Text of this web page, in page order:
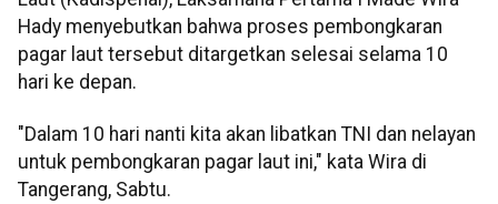
Hady menyebutkan bahwa proses pembongkaran
pagar laut tersebut ditargetkan selesai selama 10
hari ke depan.
"Dalam 10 hari nanti kita akan libatkan TNI dan nelayan
untuk pembongkaran pagar laut ini," kata Wira di
Tangerang, Sabtu.